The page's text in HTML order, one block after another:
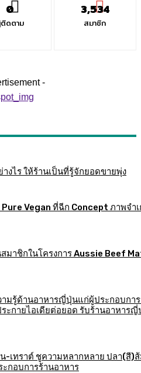
0
ดตาม
3,534
สมาชิก
-
งไร ให้ร้านเป็นที่รู้จักยอดขายพุ่ง
Vegan ที่ฉีก Concept ภาพจำเ
สมาชิกในโครงการ Aussie Beef
ามรู้ด้านอาหารญี่ปุ่นแก่ผู้ประกอบกา
ะกายไอเดียต่อยอด รับร้านอาหาร
-เทราต์ ชูความหลากหลาย ปลา(สี)
ะกอบการร้านอาหาร